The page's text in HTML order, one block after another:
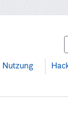
Nutzung